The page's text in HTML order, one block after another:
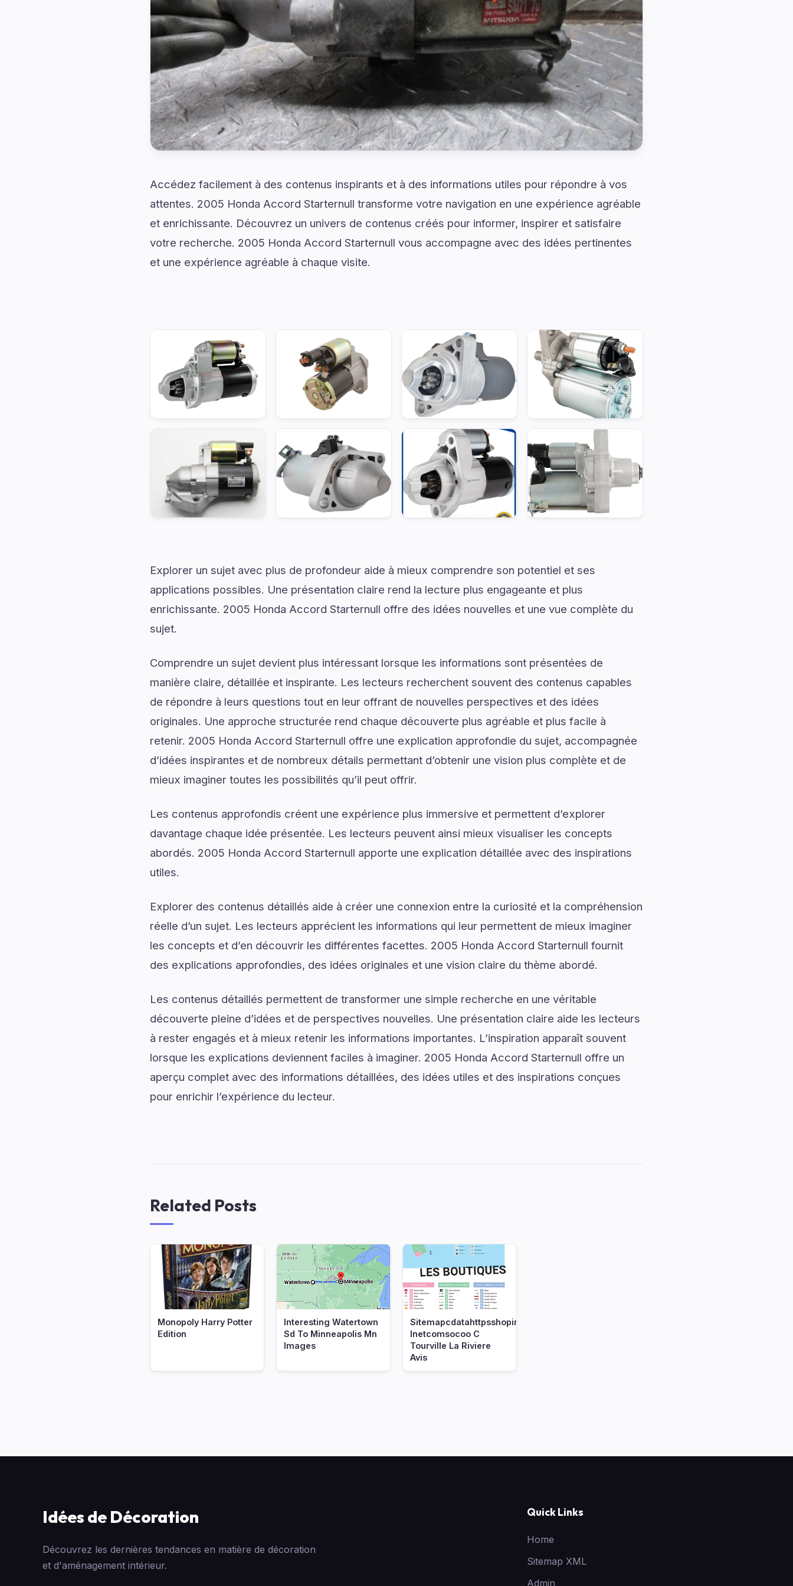
Accédez facilement à des contenus inspirants et à des informations utiles pour répondre à vos
attentes. 2005 Honda Accord Starternull transforme votre navigation en une expérience agréable
et enrichissante. Découvrez un univers de contenus créés pour informer, inspirer et satisfaire
votre recherche. 2005 Honda Accord Starternull vous accompagne avec des idées pertinentes
et une expérience agréable à chaque visite.
Explorer un sujet avec plus de profondeur aide à mieux comprendre son potentiel et ses
applications possibles. Une présentation claire rend la lecture plus engageante et plus
enrichissante. 2005 Honda Accord Starternull offre des idées nouvelles et une vue complète du
sujet.
Comprendre un sujet devient plus intéressant lorsque les informations sont présentées de
manière claire, détaillée et inspirante. Les lecteurs recherchent souvent des contenus capables
de répondre à leurs questions tout en leur offrant de nouvelles perspectives et des idées
originales. Une approche structurée rend chaque découverte plus agréable et plus facile à
retenir. 2005 Honda Accord Starternull offre une explication approfondie du sujet, accompagnée
d’idées inspirantes et de nombreux détails permettant d’obtenir une vision plus complète et de
mieux imaginer toutes les possibilités qu’il peut offrir.
Les contenus approfondis créent une expérience plus immersive et permettent d’explorer
davantage chaque idée présentée. Les lecteurs peuvent ainsi mieux visualiser les concepts
abordés. 2005 Honda Accord Starternull apporte une explication détaillée avec des inspirations
utiles.
Explorer des contenus détaillés aide à créer une connexion entre la curiosité et la compréhension
réelle d’un sujet. Les lecteurs apprécient les informations qui leur permettent de mieux imaginer
les concepts et d’en découvrir les différentes facettes. 2005 Honda Accord Starternull fournit
des explications approfondies, des idées originales et une vision claire du thème abordé.
Les contenus détaillés permettent de transformer une simple recherche en une véritable
découverte pleine d’idées et de perspectives nouvelles. Une présentation claire aide les lecteurs
à rester engagés et à mieux retenir les informations importantes. L’inspiration apparaît souvent
lorsque les explications deviennent faciles à imaginer. 2005 Honda Accord Starternull offre un
aperçu complet avec des informations détaillées, des idées utiles et des inspirations conçues
pour enrichir l’expérience du lecteur.
Related Posts
Monopoly Harry Potter
Edition
Interesting Watertown
Sd To Minneapolis Mn
Images
Sitemapcdatahttpsshopinf
Inetcomsocoo C
Tourville La Riviere
Avis
Idées de Décoration
Découvrez les dernières tendances en matière de décoration
et d'aménagement intérieur.
Quick Links
Home
Sitemap XML
Admin